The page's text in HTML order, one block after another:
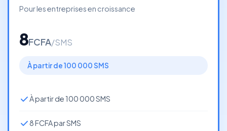
Pour les entreprises en croissance
8FCFA/SMS
À partir de 100 000 SMS
À partir de 100 000 SMS
8 FCFA par SMS